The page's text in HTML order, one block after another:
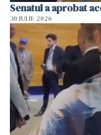
Senatul a aprobat
30 IULIE 2026